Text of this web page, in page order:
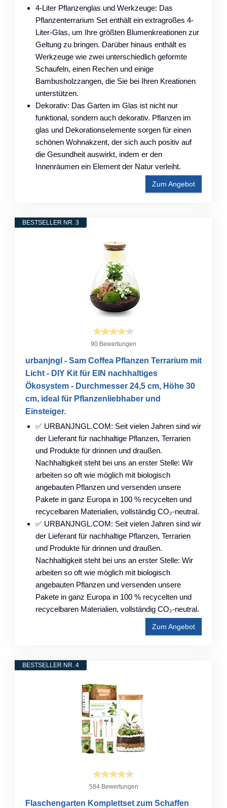
4-Liter Pflanzenglas und Werkzeuge: Das
Pflanzenterrarium Set enthält ein extragroßes 4-
Liter-Glas, um Ihre größten Blumenkreationen zur
Geltung zu bringen. Darüber hinaus enthält es
Werkzeuge wie zwei unterschiedlich geformte
Schaufeln, einen Rechen und einige
Bambusholzzangen, die Sie bei Ihren Kreationen
unterstützen.
Dekorativ: Das Garten im Glas ist nicht nur
funktional, sondern auch dekorativ. Pflanzen im
glas und Dekorationselemente sorgen für einen
schönen Wohnakzent, der sich auch positiv auf
die Gesundheit auswirkt, indem er den
Innenräumen ein Element der Natur verleiht.
Zum Angebot
BESTSELLER NR. 3
90 Bewertungen
urbanjngl - Sam Coffea Pflanzen Terrarium mit
Licht - DIY Kit für EIN nachhaltiges
Ökosystem - Durchmesser 24,5 cm, Höhe 30
cm, ideal für Pflanzenliebhaber und
Einsteiger.
✅ URBANJNGL.COM: Seit vielen Jahren sind wir
der Lieferant für nachhaltige Pflanzen, Terrarien
und Produkte für drinnen und draußen.
Nachhaltigkeit steht bei uns an erster Stelle: Wir
arbeiten so oft wie möglich mit biologisch
angebauten Pflanzen und versenden unsere
Pakete in ganz Europa in 100 % recycelten und
recycelbaren Materialien, vollständig CO₂-neutral.
✅ URBANJNGL.COM: Seit vielen Jahren sind wir
der Lieferant für nachhaltige Pflanzen, Terrarien
und Produkte für drinnen und draußen.
Nachhaltigkeit steht bei uns an erster Stelle: Wir
arbeiten so oft wie möglich mit biologisch
angebauten Pflanzen und versenden unsere
Pakete in ganz Europa in 100 % recycelten und
recycelbaren Materialien, vollständig CO₂-neutral.
Zum Angebot
BESTSELLER NR. 4
584 Bewertungen
Flaschengarten Komplettset zum Schaffen